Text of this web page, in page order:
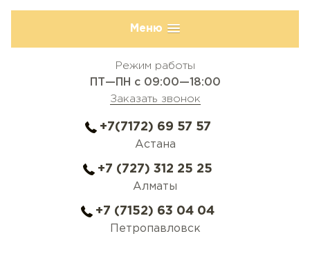
Меню
Режим работы
ПТ—ПН с 09:00—18:00
Заказать звонок
+7(7172) 69 57 57
Астана
+7 (727) 312 25 25
Алматы
+7 (7152) 63 04 04
Петропавловск